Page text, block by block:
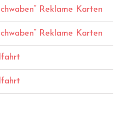
Reklame Karten
Reklame Karten